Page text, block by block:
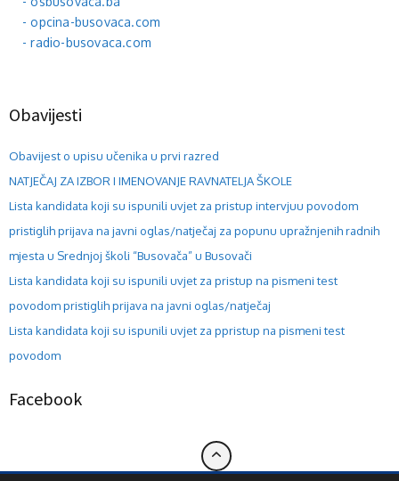
- opcina-busovaca.com
- radio-busovaca.com
Obavijesti
Obavijest o upisu učenika u prvi razred
NATJEČAJ ZA IZBOR I IMENOVANJE RAVNATELJA ŠKOLE
Lista kandidata koji su ispunili uvjet za pristup intervjuu povodom
pristiglih prijava na javni oglas/natječaj za popunu upražnjenih radnih
mjesta u Srednjoj školi “Busovača” u Busovači
Lista kandidata koji su ispunili uvjet za pristup na pismeni test
povodom pristiglih prijava na javni oglas/natječaj
Lista kandidata koji su ispunili uvjet za ppristup na pismeni test
povodom
Facebook